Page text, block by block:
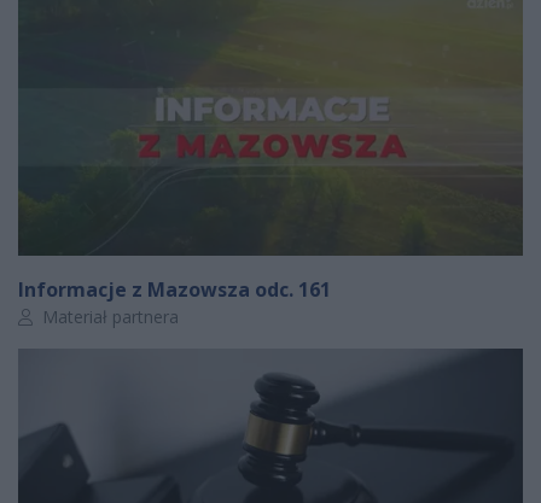
Informacje z Mazowsza odc. 161
Autor artykułu:
Materiał partnera